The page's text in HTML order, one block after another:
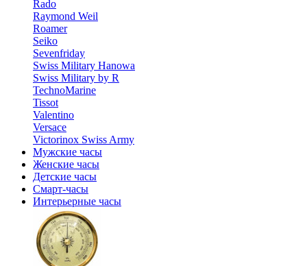
Rado
Raymond Weil
Roamer
Seiko
Sevenfriday
Swiss Military Hanowa
Swiss Military by R
TechnoMarine
Tissot
Valentino
Versace
Victorinox Swiss Army
Мужские часы
Женские часы
Детские часы
Смарт-часы
Интерьерные часы